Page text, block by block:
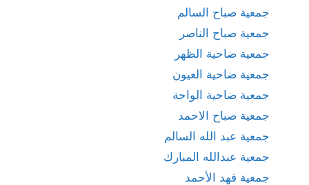
جمعية صباح السالم
جمعية صباح الناصر
جمعية ضاحية الظهر
جمعية ضاحية العيون
جمعية ضاحية الواحة
جمعية صباح الاحمد
جمعية عبد الله السالم
جمعية عبدالله المبارك
جمعية فهد الأحمد